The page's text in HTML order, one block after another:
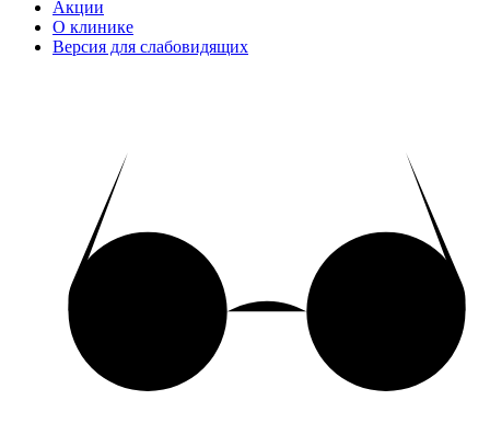
Акции
О клинике
Версия для слабовидящих